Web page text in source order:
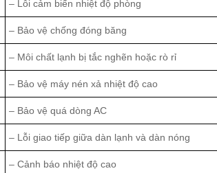
– Lỗi cảm biến nhiệt độ phòng
– Bảo vệ chống đóng băng
– Môi chất lạnh bị tắc nghẽn hoặc rò rỉ
– Bảo vệ máy nén xả nhiệt độ cao
– Bảo vệ quá dòng AC
– Lỗi giao tiếp giữa dàn lạnh và dàn nóng
– Cảnh báo nhiệt độ cao